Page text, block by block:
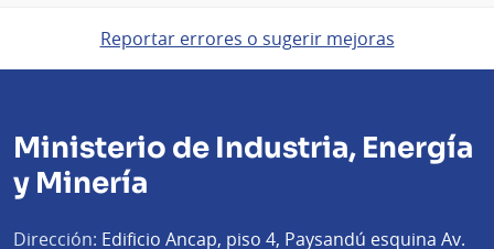
Reportar errores o sugerir mejoras
Ministerio de Industria, Energía
y Minería
Dirección: Edificio Ancap, piso 4, Paysandú esquina Av.